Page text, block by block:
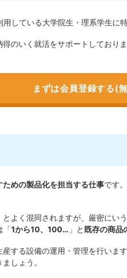
している大学院生・理系学生に
のいく就活をサポートしておりま
まずは会員登録する(
めの製品化を担当する仕事です
よく混同されますが、厳密にい
「1から10、100… 」と 既存の商品
する設備の運用・管理を行いま
しょう。